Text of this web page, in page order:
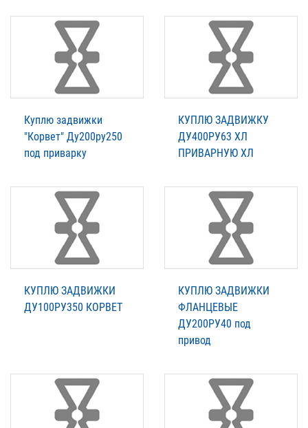
Куплю задвижки
"Корвет" Ду200ру250
под приварку
КУПЛЮ ЗАДВИЖКУ
ДУ400РУ63 ХЛ
ПРИВАРНУЮ ХЛ
КУПЛЮ ЗАДВИЖКИ
ДУ100РУ350 КОРВЕТ
КУПЛЮ ЗАДВИЖКИ
ФЛАНЦЕВЫЕ
ДУ200РУ40 под
привод